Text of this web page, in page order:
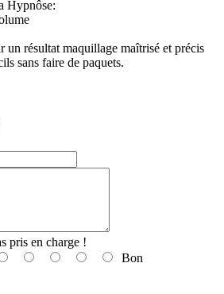
Hypnôse:
un résultat maquillage maîtrisé et précis
sans faire de paquets.
pris en charge !
Bon